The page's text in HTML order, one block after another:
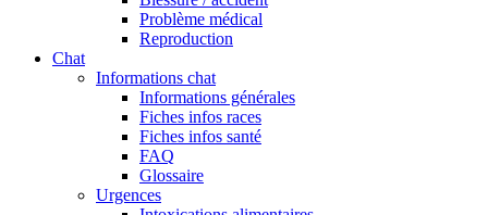
Problème médical
Reproduction
Chat
Informations chat
Informations générales
Fiches infos races
Fiches infos santé
FAQ
Glossaire
Urgences